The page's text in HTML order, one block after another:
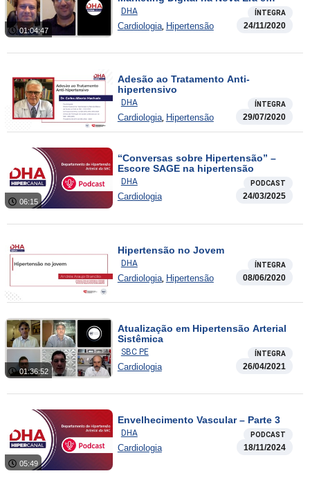
01:04:47
Relação Médico-Paciente
DHA ÍNTEGRA
Cardiologia, Hipertensão 24/11/2020
Adesão ao Tratamento Anti-
hipertensivo
DHA ÍNTEGRA
Cardiologia, Hipertensão 29/07/2020
06:15
“Conversas sobre Hipertensão” –
Escore SAGE na hipertensão
DHA PODCAST
Cardiologia 24/03/2025
Hipertensão no Jovem
DHA ÍNTEGRA
Cardiologia, Hipertensão 08/06/2020
01:36:52
Atualização em Hipertensão Arterial
Sistêmica
SBC PE ÍNTEGRA
Cardiologia 26/04/2021
05:49
Envelhecimento Vascular – Parte 3
DHA PODCAST
Cardiologia 18/11/2024